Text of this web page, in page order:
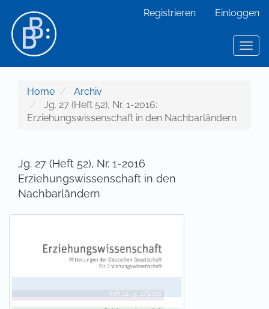
Hauptinhalt
Sidebar
Registrieren Einloggen
Home
Archiv
Jg. 27 (Heft 52), Nr. 1-2016:
Erziehungswissenschaft in den Nachbarländern
Jg. 27 (Heft 52), Nr. 1-2016
Erziehungswissenschaft in den
Nachbarländern